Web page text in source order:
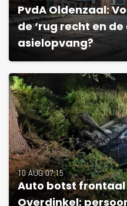
PvdA Oldenzaal:
de ‘rug recht en
asielopvang?
10 AUG 07:15
Auto botst frontaal
Overdinkel;